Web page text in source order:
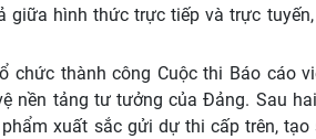
giữa hình thức trực tiếp và trực
thành công Cuộc thi Báo cáo
nền tảng tư tưởng của Đảng. Sau
xuất sắc gửi dự thi cấp trên,